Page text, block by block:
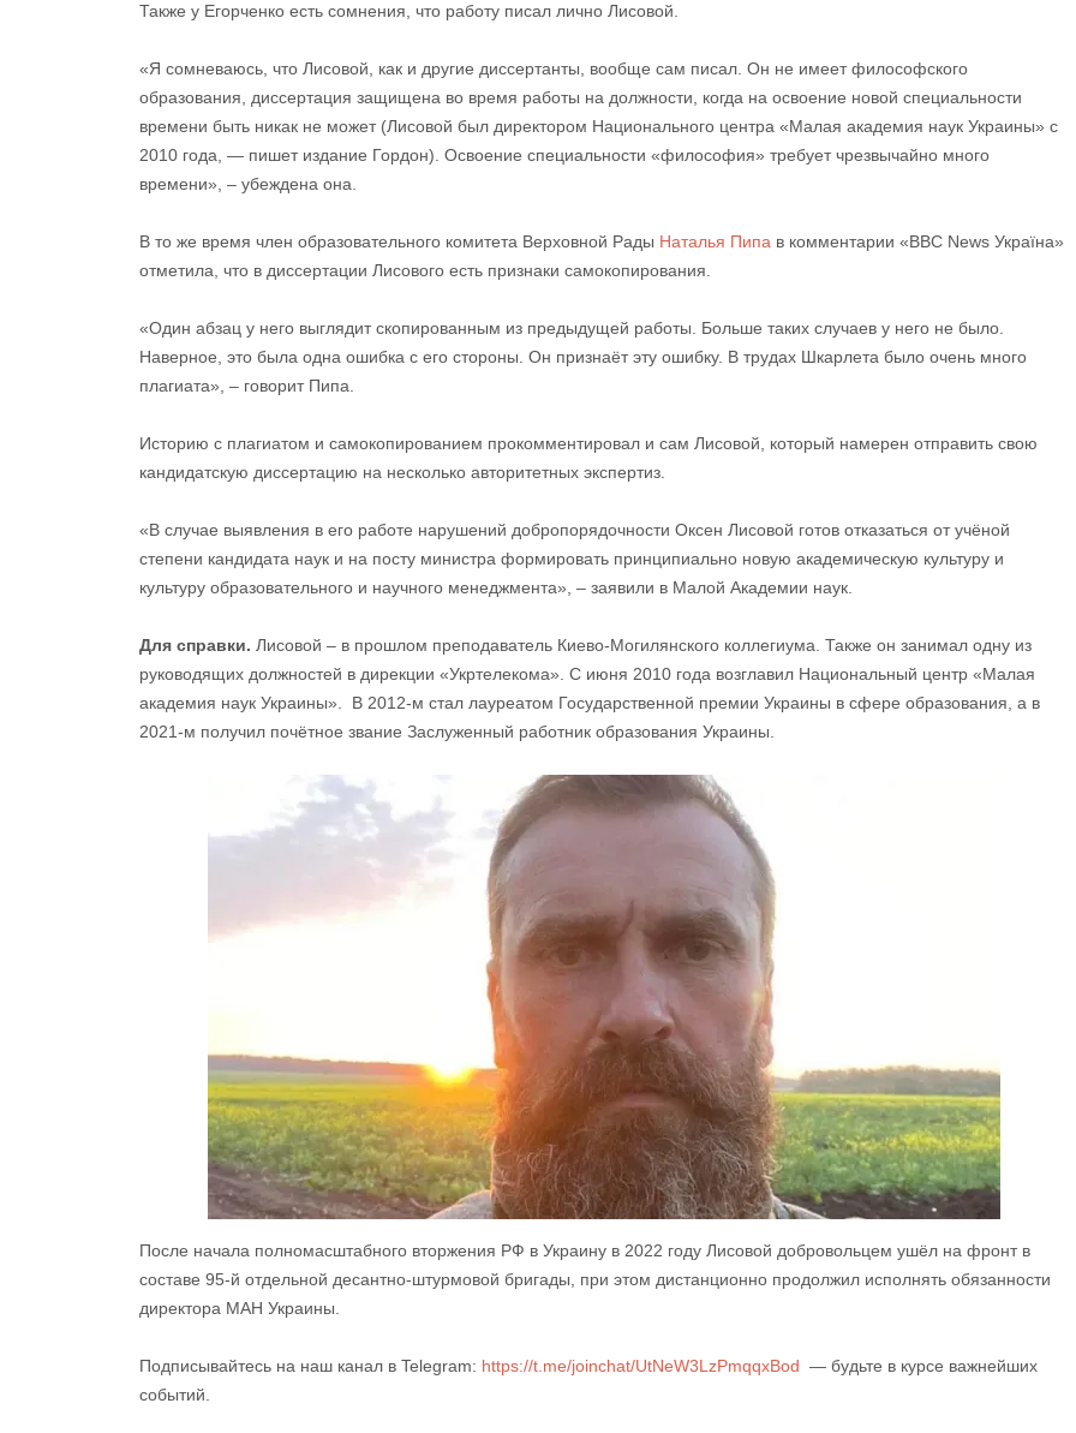
Также у Егорченко есть сомнения, что работу писал лично Лисовой.
«Я сомневаюсь, что Лисовой, как и другие диссертанты, вообще сам писал. Он не имеет философского
образования, диссертация защищена во время работы на должности, когда на освоение новой специальности
времени быть никак не может (Лисовой был директором Национального центра «Малая академия наук Украины» с
2010 года, — пишет издание Гордон). Освоение специальности «философия» требует чрезвычайно много
времени», – убеждена она.
В то же время член образовательного комитета Верховной Рады Наталья Пипа в комментарии «ВВС News Україна»
отметила, что в диссертации Лисового есть признаки самокопирования.
«Один абзац у него выглядит скопированным из предыдущей работы. Больше таких случаев у него не было.
Наверное, это была одна ошибка с его стороны. Он признаёт эту ошибку. В трудах Шкарлета было очень много
плагиата», – говорит Пипа.
Историю с плагиатом и самокопированием прокомментировал и сам Лисовой, который намерен отправить свою
кандидатскую диссертацию на несколько авторитетных экспертиз.
«В случае выявления в его работе нарушений добропорядочности Оксен Лисовой готов отказаться от учёной
степени кандидата наук и на посту министра формировать принципиально новую академическую культуру и
культуру образовательного и научного менеджмента», – заявили в Малой Академии наук.
Для справки. Лисовой – в прошлом преподаватель Киево-Могилянского коллегиума. Также он занимал одну из
руководящих должностей в дирекции «Укртелекома». С июня 2010 года возглавил Национальный центр «Малая
академия наук Украины». В 2012-м стал лауреатом Государственной премии Украины в сфере образования, а в
2021-м получил почётное звание Заслуженный работник образования Украины.
После начала полномасштабного вторжения РФ в Украину в 2022 году Лисовой добровольцем ушёл на фронт в
составе 95-й отдельной десантно-штурмовой бригады, при этом дистанционно продолжил исполнять обязанности
директора МАН Украины.
Подписывайтесь на наш канал в Telegram: https://t.me/joinchat/UtNeW3LzPmqqxBod — будьте в курсе важнейших
событий.